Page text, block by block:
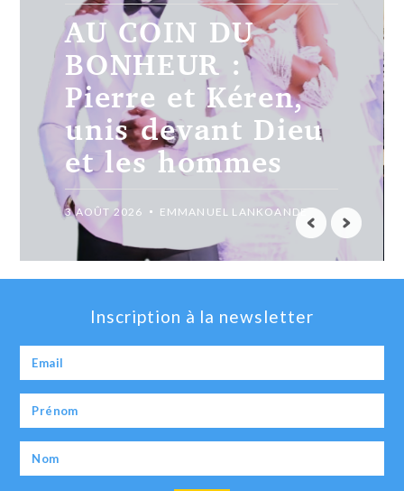
EN MEMOIRE :
Esdras Untorini
Madiéga,
jusqu’au bout
avec Christ.
31 JUILLET 2026 EMMANUEL LANKOANDE
Inscription à la newsletter